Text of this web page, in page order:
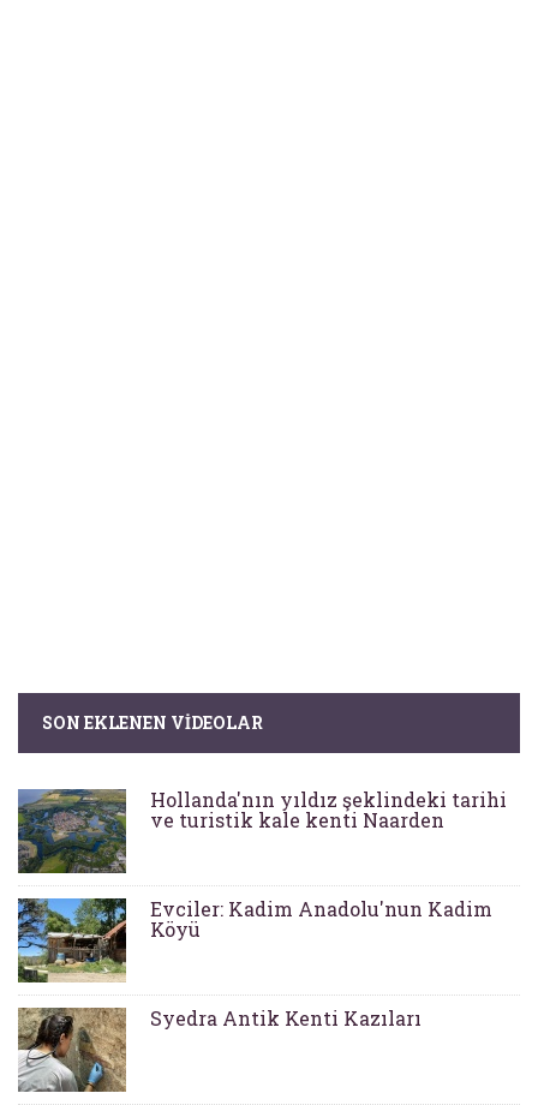
SON EKLENEN VIDEOLAR
Hollanda'nın yıldız şeklindeki tarihi
ve turistik kale kenti Naarden
Evciler: Kadim Anadolu'nun Kadim
Köyü
Syedra Antik Kenti Kazıları